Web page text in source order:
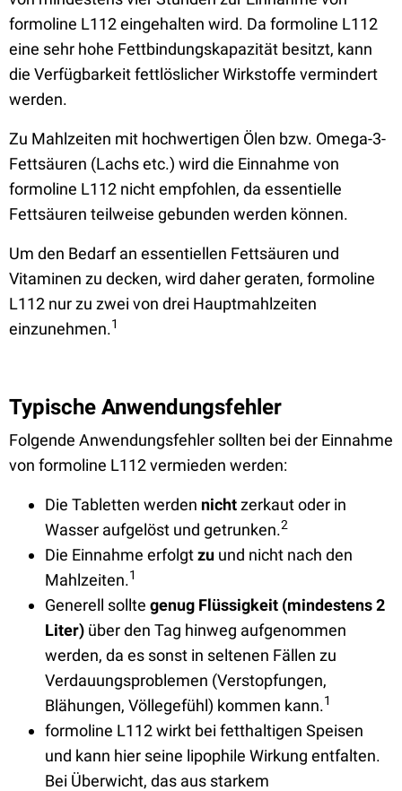
formoline L112 eingehalten wird. Da formoline L112
eine sehr hohe Fettbindungskapazität besitzt, kann
die Verfügbarkeit fettlöslicher Wirkstoffe vermindert
werden.
Zu Mahlzeiten mit hochwertigen Ölen bzw. Omega-3-
Fettsäuren (Lachs etc.) wird die Einnahme von
formoline L112 nicht empfohlen, da essentielle
Fettsäuren teilweise gebunden werden können.
Um den Bedarf an essentiellen Fettsäuren und
Vitaminen zu decken, wird daher geraten, formoline
L112 nur zu zwei von drei Hauptmahlzeiten
einzunehmen.1
Typische Anwendungsfehler
Folgende Anwendungsfehler sollten bei der Einnahme
von formoline L112 vermieden werden:
Die Tabletten werden nichtzerkaut oder in
Wasser aufgelöst und getrunken.2
Die Einnahme erfolgtzu und nicht nach den
Mahlzeiten.1
Generell sollte genug Flüssigkeit (mindestens 2
Liter) über den Tag hinweg aufgenommen
werden, da es sonst in seltenen Fällen zu
Verdauungsproblemen (Verstopfungen,
Blähungen, Völlegefühl) kommen kann.1
formoline L112 wirkt bei fetthaltigen Speisen
und kann hier seine lipophile Wirkung entfalten.
Bei Überwicht, das aus starkem